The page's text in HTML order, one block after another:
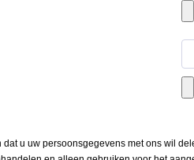
u uw persoonsgegevens met ons wil